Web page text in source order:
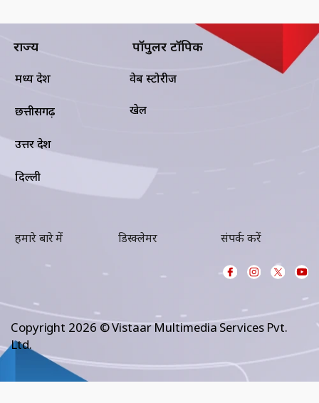
राज्य
मध्य प्रदेश
छत्तीसगढ़
उत्तर प्रदेश
दिल्ली
पॉपुलर टॉपिक
वेब स्टोरीज
खेल
हमारे बारे में डिस्क्लेमर संपर्क करें
Copyright 2026 © Vistaar Multimedia Services Pvt.
Ltd.